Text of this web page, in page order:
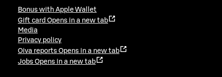
Bonus with Apple Wallet
Gift card Opens in a new tab
Media
Privacy policy
Oiva reports Opens in a new tab
Jobs Opens in a new tab